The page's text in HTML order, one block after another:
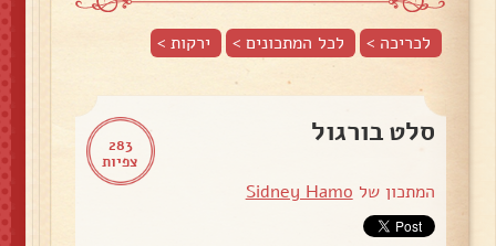
לכריכה > לכל המתכונים > ירקות>
283
צפיות
סלט בורגול
המתכון של Sidney Hamo